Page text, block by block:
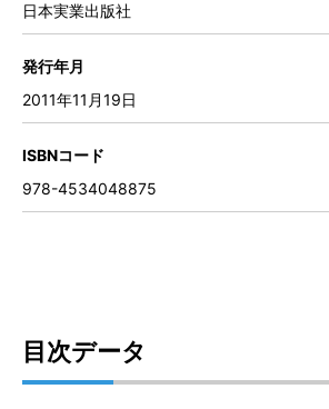
日本実業出版社
発行年月
2011年11月19日
ISBNコード
978-4534048875
目次データ